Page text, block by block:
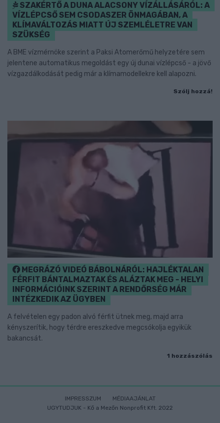
SZAKÉRTŐ A DUNA ALACSONY VÍZÁLLÁSÁRÓL: A
VÍZLÉPCSŐ SEM CSODASZER ÖNMAGÁBAN, A
KLÍMAVÁLTOZÁS MIATT ÚJ SZEMLÉLETRE VAN
SZÜKSÉG
A BME vízmérnöke szerint a Paksi Atomerőmű helyzetére sem
jelentene automatikus megoldást egy új dunai vízlépcső - a jövő
vízgazdálkodását pedig már a klímamodellekre kell alapozni.
Szólj hozzá!
MEGRÁZÓ VIDEÓ BÁBOLNÁRÓL: HAJLÉKTALAN
FÉRFIT BÁNTALMAZTAK ÉS ALÁZTAK MEG - HELYI
INFORMÁCIÓINK SZERINT A RENDŐRSÉG MÁR
INTÉZKEDIK AZ ÜGYBEN
A felvételen egy padon alvó férfit ütnek meg, majd arra
kényszerítik, hogy térdre ereszkedve megcsókolja egyikük
bakancsát.
1 hozzászólás
IMPRESSZUM
MÉDIAAJÁNLAT
UGYTUDJUK - Kő a Mezőn Nonprofit Kft. 2022